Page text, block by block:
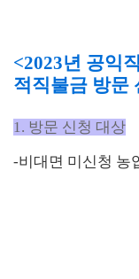
<2023년 공익
적직불금 방문
1. 방문 신청 대상
-비대면 미신청 농